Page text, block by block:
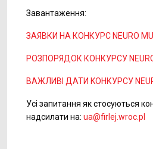
Завантажeння:
ЗАЯВКИ НА КОНКУРС NEURO
РОЗПОРЯДОК КОНКУРСУ
ВАЖЛИВІ ДАТИ KOНКУРСУ
Усі запитання як стосуються
надсилати на: ua@firlej.wroc.pl